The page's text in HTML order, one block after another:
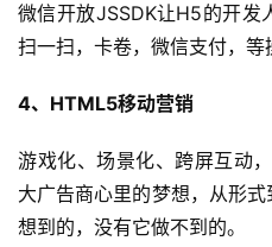
微信开放JSSDK让H5的开发
扫一扫，卡卷，微信支付，等
4、HTML5移动营销
游戏化、场景化、跨屏互动
大广告商心里的梦想，从形
想到的，没有它做不到的。